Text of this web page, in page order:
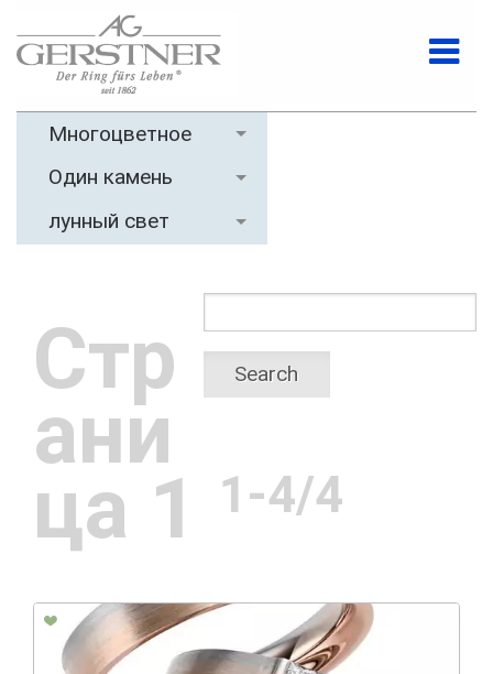
Многоцветное
Один камень
лунный свет
Search
Стр
ани
ца 1 1-4/4